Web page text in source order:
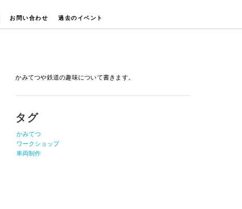
お問い合わせ 過去のイベント
かみてつや鉄道の趣味について書きます。
タグ
かみてつ
ワークショップ
車両制作